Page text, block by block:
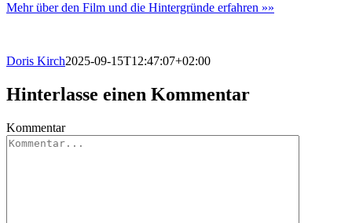
Mehr über den Film und die Hintergründe erfahren »»
Doris Kirch2025-09-15T12:47:07+02:00
Hinterlasse einen Kommentar
Kommentar